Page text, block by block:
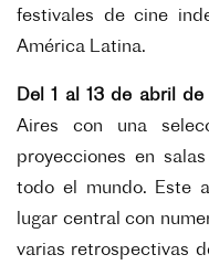
festivales de cine
América Latina.
Del 1 al 13 de abril
Aires con una
proyecciones en
todo el mundo. Este
lugar central con
varias retrospectivas